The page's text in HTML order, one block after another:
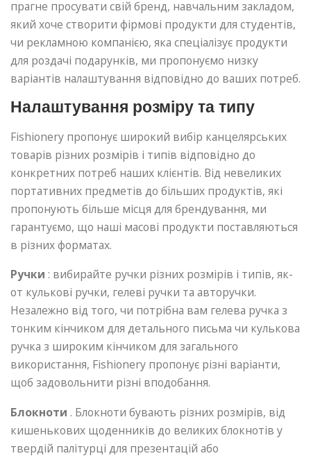
прагне просувати свій бренд, навчальним закладом,
який хоче створити фірмові продукти для студентів,
чи рекламною компанією, яка спеціалізує продукти
для роздачі подарунків, ми пропонуємо низку
варіантів налаштування відповідно до ваших потреб.
Налаштування розміру та типу
Fishionery пропонує широкий вибір канцелярських
товарів різних розмірів і типів відповідно до
конкретних потреб наших клієнтів. Від невеликих
портативних предметів до більших продуктів, які
пропонують більше місця для брендування, ми
гарантуємо, що наші масові продукти поставляються
в різних форматах.
Ручки : вибирайте ручки різних розмірів і типів, як-
от кулькові ручки, гелеві ручки та авторучки.
Незалежно від того, чи потрібна вам гелева ручка з
тонким кінчиком для детального письма чи кулькова
ручка з широким кінчиком для загального
використання, Fishionery пропонує різні варіанти,
щоб задовольнити різні вподобання.
Блокноти . Блокноти бувають різних розмірів, від
кишенькових щоденників до великих блокнотів у
твердій палітурці для презентацій або